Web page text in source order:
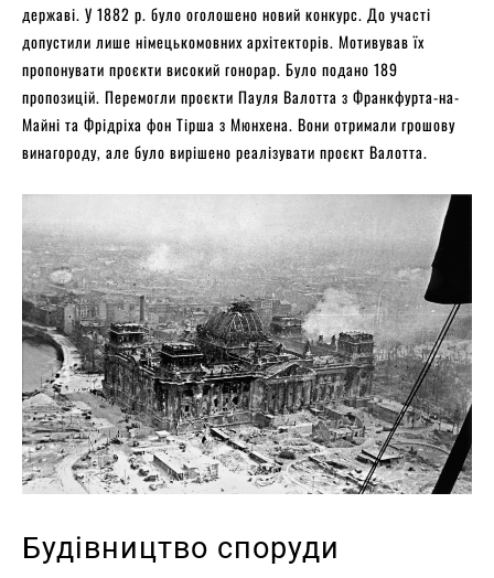
державі. У 1882 р. було оголошено новий конкурс. До участі
допустили лише німецькомовних архітекторів. Мотивував їх
пропонувати проєкти високий гонорар. Було подано 189
пропозицій. Перемогли проєкти Пауля Валотта з Франкфурта-на-
Майні та Фрідріха фон Тірша з Мюнхена. Вони отримали грошову
винагороду, але було вирішено реалізувати проєкт Валотта.
Будівництво споруди